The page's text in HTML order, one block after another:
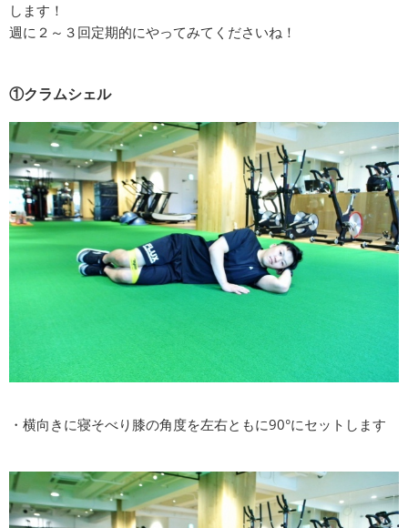
します！
週に２～３回定期的にやってみてくださいね！
①クラムシェル
・横向きに寝そべり膝の角度を左右ともに90°にセットします